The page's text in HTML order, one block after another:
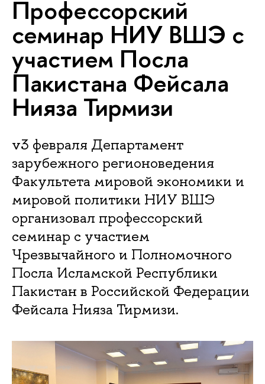
Профессорский
семинар НИУ ВШЭ с
участием Посла
Пакистана Фейсала
Нияза Тирмизи
v3 февраля Департамент
зарубежного регионоведения
Факультета мировой экономики и
мировой политики НИУ ВШЭ
организовал профессорский
семинар с участием
Чрезвычайного и Полномочного
Посла Исламской Республики
Пакистан в Российской Федерации
Фейсала Нияза Тирмизи.